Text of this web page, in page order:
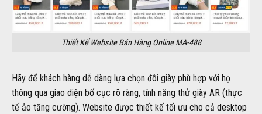
Thiết Kế Website Bán Hàng Online MA-488
Hãy để khách hàng dễ dàng lựa chọn đôi giày phù hợp với họ
thông qua giao diện bố cục rõ ràng, tính năng thử giày AR (thực
tế ảo tăng cường). Website được thiết kế tối ưu cho cả desktop